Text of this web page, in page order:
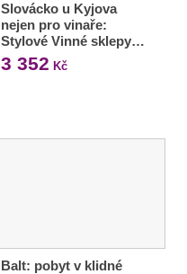
Slovácko u Kyjova
nejen pro vinaře:
Stylové Vinné sklepy…
3 352 Kč
Balt: pobyt v klidné